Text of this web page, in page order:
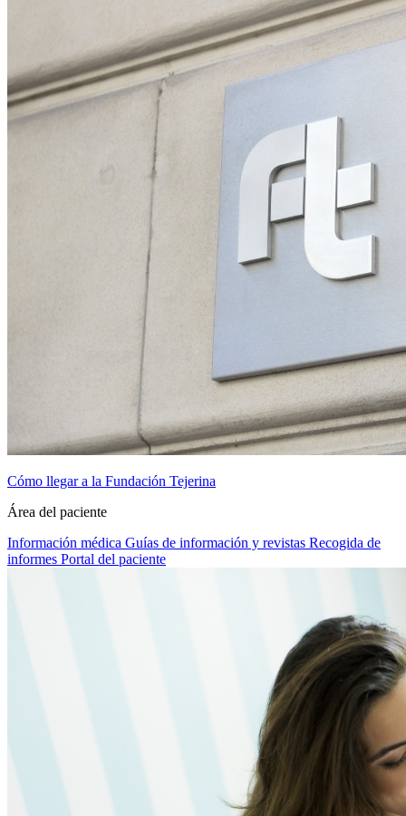
Cómo llegar a la Fundación Tejerina
Área del paciente
Información médica Guías de información y revistas Recogida de
informes Portal del paciente